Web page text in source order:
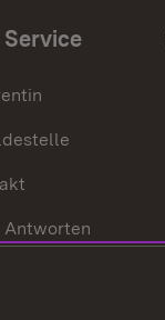
Service
Antworten